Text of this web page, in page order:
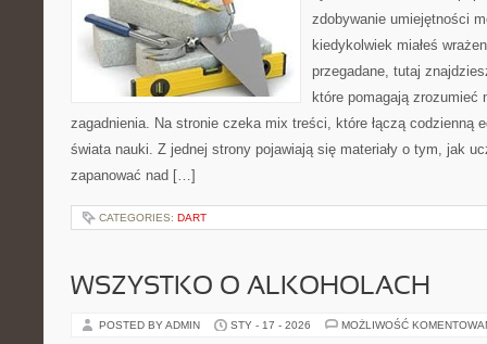
zdobywanie umiejętności
kiedykolwiek miałeś
przegadane, tutaj
które pomagają zrozumieć
zagadnienia. Na stronie czeka mix treści, które łączą codzienną
świata nauki. Z jednej strony pojawiają się materiały o tym, jak
zapanować nad […]
CATEGORIES: DART
WSZYSTKO O ALKOHOLACH
POSTED BY ADMIN STY - 17 - 2026 MOŻLIWOŚĆ